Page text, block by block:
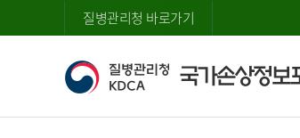
질병관리청 바로가기